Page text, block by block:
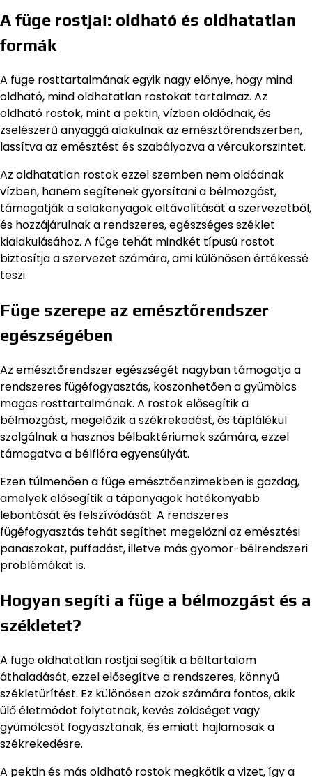
A füge rostjai: oldható és oldhatatlan
formák
A füge rosttartalmának egyik nagy előnye, hogy mind
oldható, mind oldhatatlan rostokat tartalmaz. Az
oldható rostok, mint a pektin, vízben oldódnak, és
zselészerű anyaggá alakulnak az emésztőrendszerben,
lassítva az emésztést és szabályozva a vércukorszintet.
Az oldhatatlan rostok ezzel szemben nem oldódnak
vízben, hanem segítenek gyorsítani a bélmozgást,
támogatják a salakanyagok eltávolítását a szervezetből,
és hozzájárulnak a rendszeres, egészséges széklet
kialakulásához. A füge tehát mindkét típusú rostot
biztosítja a szervezet számára, ami különösen értékessé
teszi.
Füge szerepe az emésztőrendszer
egészségében
Az emésztőrendszer egészségét nagyban támogatja a
rendszeres fügéfogyasztás, köszönhetően a gyümölcs
magas rosttartalmának. A rostok elősegítik a
bélmozgást, megelőzik a székrekedést, és táplálékul
szolgálnak a hasznos bélbaktériumok számára, ezzel
támogatva a bélflóra egyensúlyát.
Ezen túlmenően a füge emésztőenzimekben is gazdag,
amelyek elősegítik a tápanyagok hatékonyabb
lebontását és felszívódását. A rendszeres
fügéfogyasztás tehát segíthet megelőzni az emésztési
panaszokat, puffadást, illetve más gyomor-bélrendszeri
problémákat is.
Hogyan segíti a füge a bélmozgást és a
székletet?
A füge oldhatatlan rostjai segítik a béltartalom
áthaladását, ezzel elősegítve a rendszeres, könnyű
székletürítést. Ez különösen azok számára fontos, akik
ülő életmódot folytatnak, kevés zöldséget vagy
gyümölcsöt fogyasztanak, és emiatt hajlamosak a
székrekedésre.
A pektin és más oldható rostok megkötik a vizet, így a